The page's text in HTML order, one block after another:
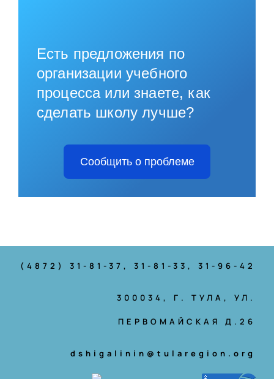
Есть предложения по
организации учебного
процесса или знаете, как
сделать школу лучше?
Сообщить о проблеме
(4872) 31-81-37, 31-81-33, 31-96-42
300034, Г. ТУЛА, УЛ.
ПЕРВОМАЙСКАЯ Д.26
dshigalinin@tularegion.org